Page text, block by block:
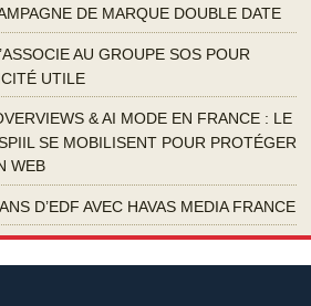
DE MARQUE DOUBLE DATE
AU GROUPE SOS POUR
UTILE
& AI MODE EN FRANCE : LE
SE MOBILISENT POUR PROTÉGER
WEB
D’EDF AVEC HAVAS MEDIA FRANCE